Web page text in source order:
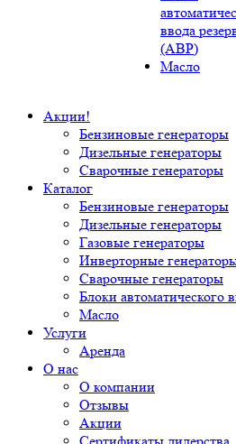
ввода
(АВР)
Масло
Акции!
Бензиновые генераторы
Дизельные генераторы
Сварочные генераторы
Каталог
Бензиновые генераторы
Дизельные генераторы
Газовые генераторы
Инверторные
Сварочные генераторы
Блоки автоматического
Масло
Услуги
Аренда
О нас
О компании
Отзывы
Акции